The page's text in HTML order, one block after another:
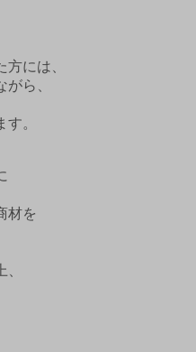
には、
ら、
。
材を